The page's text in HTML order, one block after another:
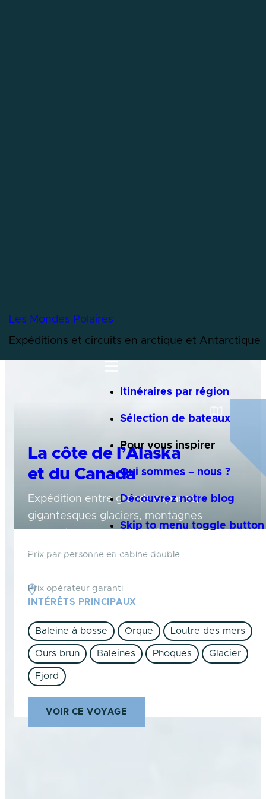
Les Mondes Polaires
Expéditions et circuits en arctique et Antarctique
Itinéraires par région
Sélection de bateaux
Pour vous inspirer
Qui sommes – nous ?
Découvrez notre blog
Skip to menu toggle button
La côte de l’Alaska
et du Canada
Expédition entre grands espaces,
gigantesques glaciers, montagnes
escarpées, toundras infinies et lacs
scintillants, abritant grizzlis et animaux
Alaska et Canada
Prix par personne en cabine double
Prix opérateur garanti
INTÉRÊTS PRINCIPAUX
Baleine à bosse Orque Loutre des mers
Ours brun Baleines Phoques Glacier
Fjord
VOIR CE VOYAGE